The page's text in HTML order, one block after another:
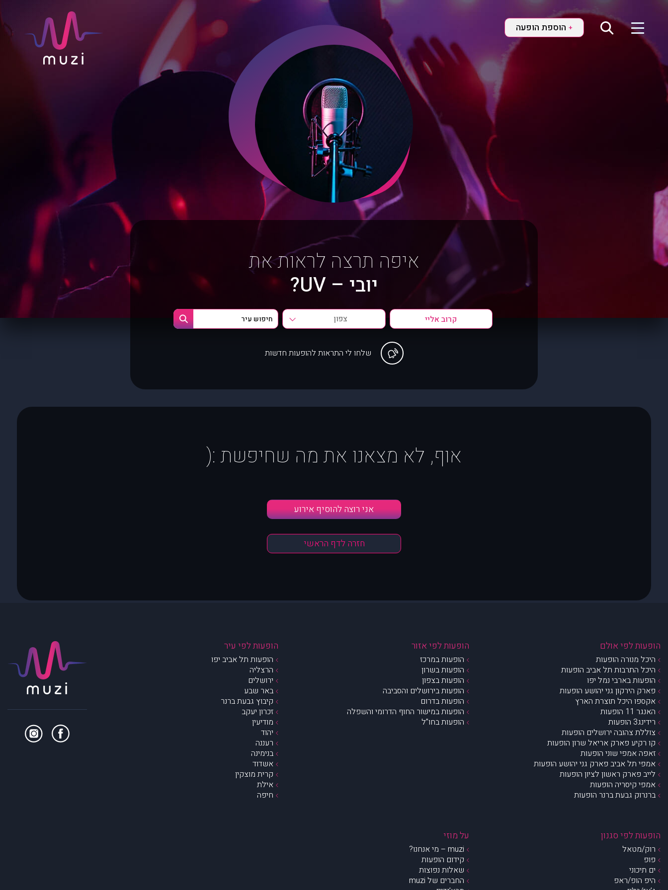
+ הוספת הופעה
איפה תרצה לראות את
יובי – UV?
צפון
שלחו לי התראות להופעות חדשות
אוף, לא מצאנו את מה שחיפשת :(
אני רוצה להוסיף אירוע
חזרה לדף הראשי
הופעות לפי אולם
היכל מנורה הופעות
היכל התרבות תל אביב הופעות
הופעות בארבי נמל יפו
פארק הירקון גני יהושע הופעות
אקספו היכל תוצרת הארץ
האנגר 11 הופעות
רידינג3 הופעות
צוללת צהובה ירושלים הופעות
קו רקיע פארק אריאל שרון הופעות
זאפה אמפי שוני הופעות
אמפי תל אביב פארק גני יהושע הופעות
לייב פארק ראשון לציון הופעות
אמפי קיסריה הופעות
ברנרוק גבעת ברנר הופעות
הופעות לפי אזור
הופעות במרכז
הופעות בשרון
הופעות בצפון
הופעות בירושלים והסביבה
הופעות בדרום
הופעות במישור החוף הדרומי והשפלה
הופעות בחו”ל
הופעות לפי עיר
הופעות תל אביב יפו
הרצליה
ירושלים
באר שבע
קיבוץ גבעת ברנר
זכרון יעקב
מודיעין
יהוד
רעננה
בנימינה
אשדוד
קרית מוצקין
אילת
חיפה
הופעות לפי סגנון
רוק/מטאל
פופ
ים תיכוני
היפ הופ/ראפ
על מוזי
muzi – מי אנחנו?
קידום הופעות
שאלות נפוצות
החברים של muzi